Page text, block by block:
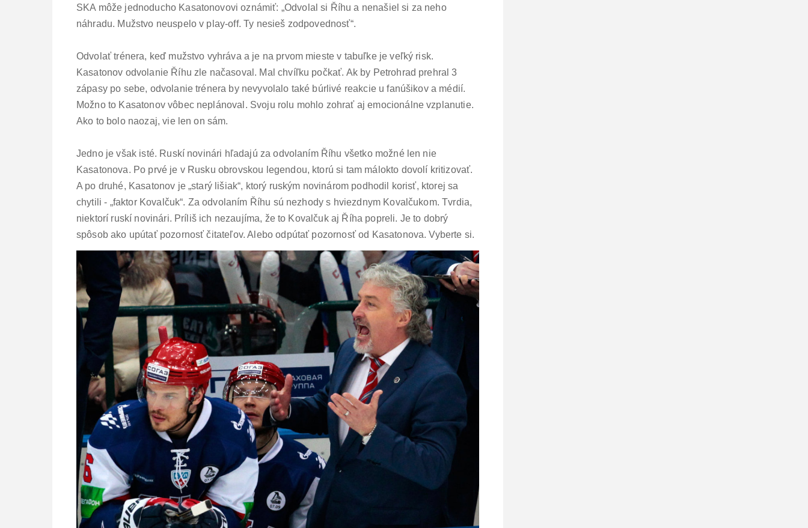
SKA môže jednoducho Kasatonovovi oznámiť: „Odvolal si Říhu a nenašiel si za neho
náhradu. Mužstvo neuspelo v play-off. Ty nesieš zodpovednosť“.
Odvolať trénera, keď mužstvo vyhráva a je na prvom mieste v tabuľke je veľký risk.
Kasatonov odvolanie Říhu zle načasoval. Mal chvíľku počkať. Ak by Petrohrad prehral 3
zápasy po sebe, odvolanie trénera by nevyvolalo také búrlivé reakcie u fanúšikov a médií.
Možno to Kasatonov vôbec neplánoval. Svoju rolu mohlo zohrať aj emocionálne vzplanutie.
Ako to bolo naozaj, vie len on sám.
Jedno je však isté. Ruskí novinári hľadajú za odvolaním Říhu všetko možné len nie
Kasatonova. Po prvé je v Rusku obrovskou legendou, ktorú si tam málokto dovolí kritizovať.
A po druhé, Kasatonov je „starý lišiak“, ktorý ruským novinárom podhodil korisť, ktorej sa
chytili - „faktor Kovalčuk“. Za odvolaním Říhu sú nezhody s hviezdnym Kovalčukom. Tvrdia,
niektorí ruskí novinári. Príliš ich nezaujíma, že to Kovalčuk aj Říha popreli. Je to dobrý
spôsob ako upútať pozornosť čitateľov. Alebo odpútať pozornosť od Kasatonova. Vyberte si.